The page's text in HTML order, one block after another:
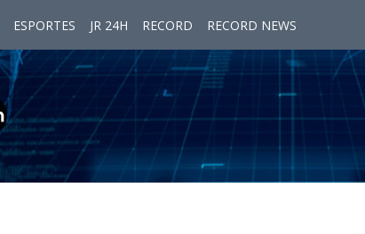
ESPORTES JR 24H RECORD RECORD NEWS